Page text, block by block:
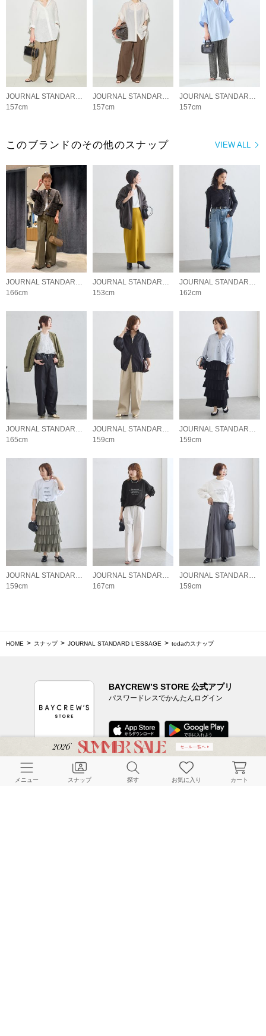
JOURNAL STANDARD L'ESSAGE
157cm
JOURNAL STANDARD L'ESSAGE
157cm
JOURNAL STANDARD L'ESSAGE
157cm
VIEW ALL
このブランドのその他のスナップ
JOURNAL STANDARD L'ESSAGE
166cm
JOURNAL STANDARD L'ESSAGE
153cm
JOURNAL STANDARD L'ESSAGE
162cm
165cm
159cm
159cm
159cm
167cm
159cm
HOME スナップ JOURNAL STANDARD L'ESSAGE todaのスナップ
BAYCREW’S STORE 公式アプリ
パスワードレスでかんたんログイン
CUSTOMER SERVICE
メニュー スナップ 探す お気に入り カート